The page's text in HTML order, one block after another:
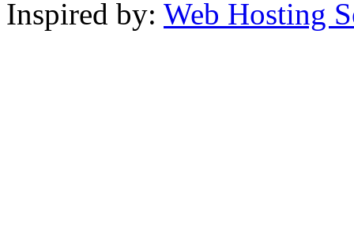
Inspired by: Web Hosting